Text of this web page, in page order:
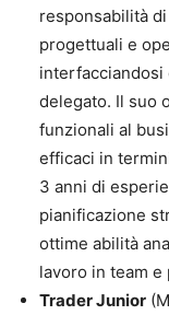
responsabilità
progettuali e
interfacciandosi
delegato. Il suo
funzionali al
efficaci in
3 anni di
pianificazione
ottime abilità
lavoro in team e
Trader Junior